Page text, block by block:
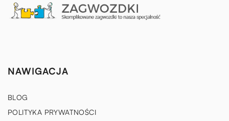
NAWIGACJA
BLOG
POLITYKA PRYWATNOŚCI